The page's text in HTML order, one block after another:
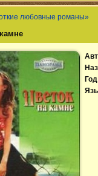
любовные романы»